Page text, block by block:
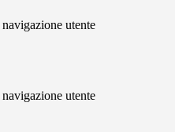
utente
utente